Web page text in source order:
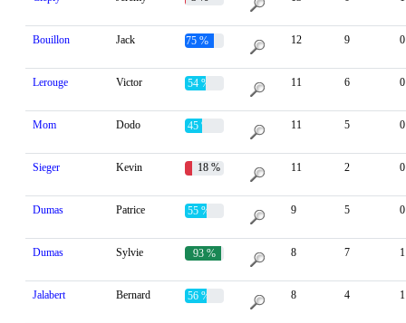
Bouillon Jack 75 % 12 9 0
Lerouge Victor 54 % 11 6 0
Mom Dodo 45 % 11 5 0
Sieger Kevin 18 % 11 2 0
Dumas Patrice 55 % 9 5 0
Dumas Sylvie 93 % 8 7 1
Jalabert Bernard 56 % 8 4 1